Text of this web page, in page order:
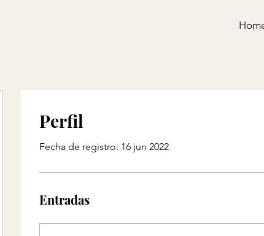
Perfil
Fecha de registro: 16 jun 2022
Entradas